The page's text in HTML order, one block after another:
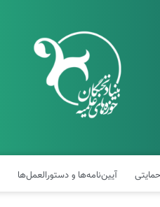
آیین‌نامه‌ها و دستورالعمل‌ها